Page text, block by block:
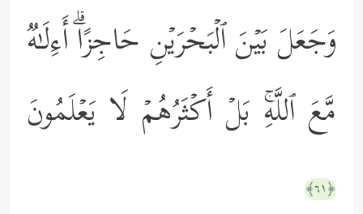
وَجَعَلَ بَیۡنَ ٱلۡبَحۡرَیۡنِ حَاجِزًاۗ أَءِلَـٰهࣱ
مَّعَ ٱللَّهِۚ بَلۡ أَكۡثَرُهُمۡ لَا یَعۡلَمُونَ
﴿٦١﴾